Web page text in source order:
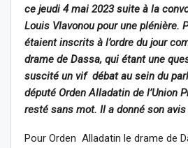
ce jeudi 4 mai 2023 suite à la
Louis Vlavonou pour une plénière.
étaient inscrits à l’ordre du jour
drame de Dassa, qui étant une
suscité un vif débat au sein du
député Orden Alladatin de l’Union
resté sans mot. Il a donné son
Pour Orden Alladatin le drame de